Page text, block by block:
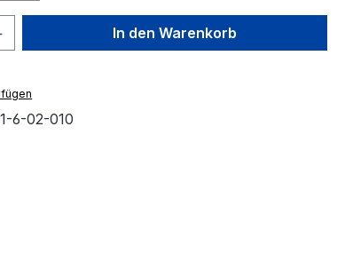
Gib den gewünschten Wert
In den Warenkorb
6-02-010